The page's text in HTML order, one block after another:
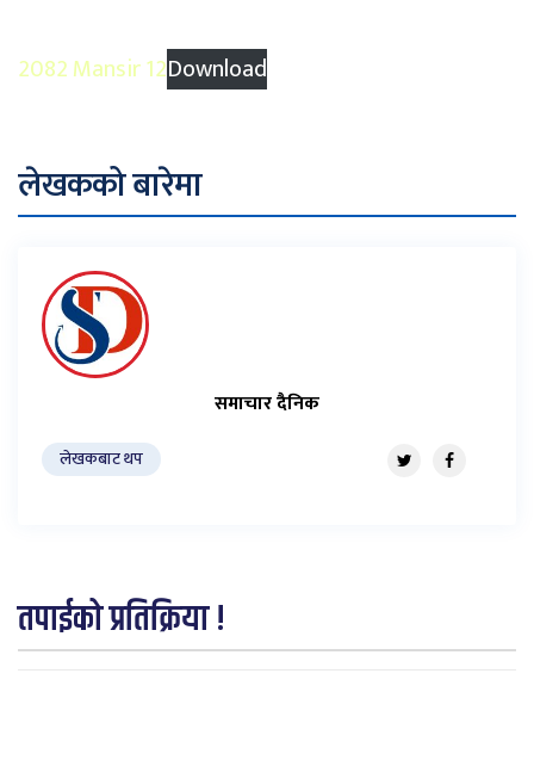
2082 Mansir 12Download
लेखकको बारेमा
समाचार दैनिक
लेखकबाट थप
तपाईको प्रतिक्रिया !